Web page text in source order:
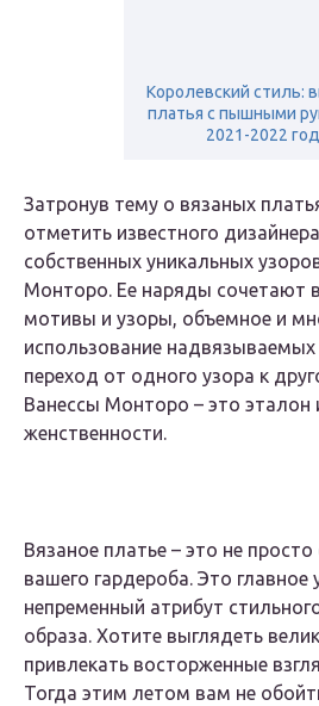
Королевский стиль:
платья с пышными
2021-2022
Затронув тему о вязаных
отметить известного
собственных уникальных
Монторо. Ее наряды сочетают
мотивы и узоры, объемное и
использование
переход от одного узора к
Ванессы Монторо – это эталон
женственности.
Вязаное платье – это не
вашего гардероба. Это главное
непременный атрибут
образа. Хотите выглядеть
привлекать восторженные
Тогда этим летом вам не